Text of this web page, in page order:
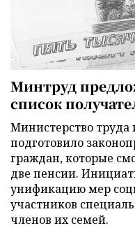
Минтруд
список
Министерство
подготовило
граждан, которые
две пенсии.
унификацию мер
участников
членов их семей.